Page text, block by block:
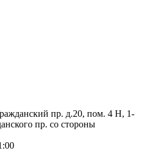
пр. д.20, пом. 4 Н, 1-
пр. со стороны